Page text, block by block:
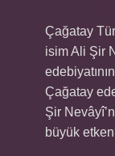
Çağatay
isim Ali Şir
Çağatay
Şir
büyük